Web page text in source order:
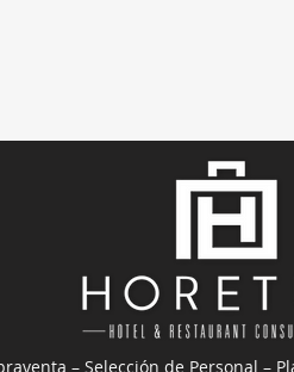
– Selección de Personal –